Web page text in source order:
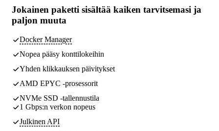
Jokainen paketti sisältää kaiken tarvitsemasi ja
paljon muuta
Docker Manager
Nopea pääsy konttilokeihin
Yhden klikkauksen päivitykset
AMD EPYC -prosessorit
NVMe SSD -tallennustila
1 Gbps:n verkon nopeus
Julkinen API